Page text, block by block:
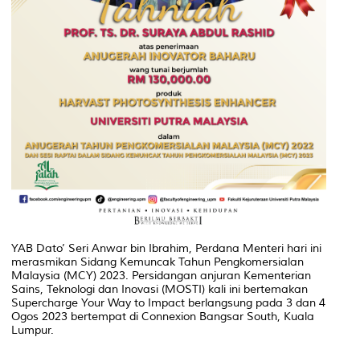
YAB Dato’ Seri Anwar bin Ibrahim, Perdana Menteri hari ini
merasmikan Sidang Kemuncak Tahun Pengkomersialan
Malaysia (MCY) 2023. Persidangan anjuran Kementerian
Sains, Teknologi dan Inovasi (MOSTI) kali ini bertemakan
Supercharge Your Way to Impact berlangsung pada 3 dan 4
Ogos 2023 bertempat di Connexion Bangsar South, Kuala
Lumpur.